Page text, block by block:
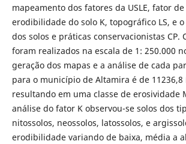
mapeamento dos fatores da USLE, fator
erodibilidade do solo K, topográfico LS, e
dos solos e práticas conservacionistas CP.
foram realizados na escala de 1: 250.000
geração dos mapas e a análise de cada
para o município de Altamira é de 11236,8
resultando em uma classe de erosividade
análise do fator K observou-se solos dos
nitossolos, neossolos, latossolos, e
erodibilidade variando de baixa, média a